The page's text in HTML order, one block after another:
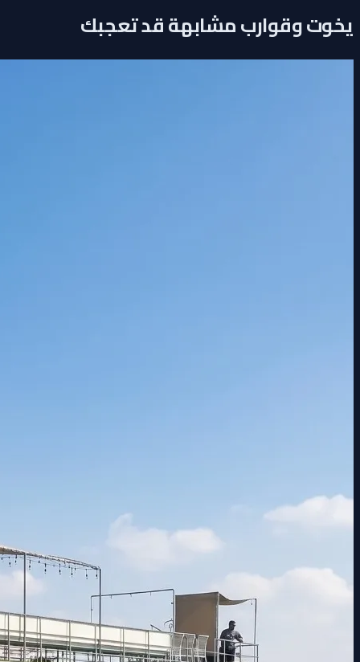
يخوت وقوارب مشابهة قد تعجبك